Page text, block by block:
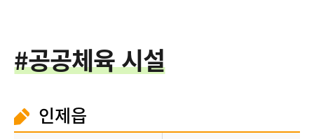
#공공체육 시설
인제읍